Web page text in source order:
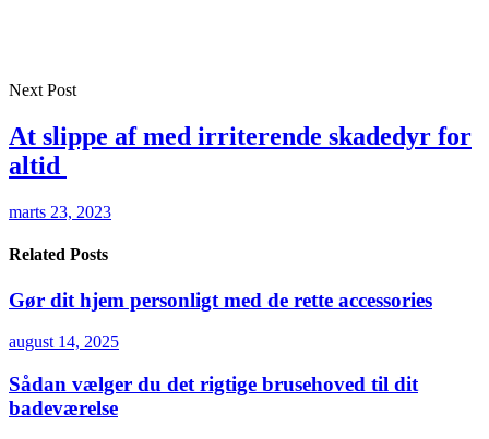
Next Post
At slippe af med irriterende skadedyr for
altid
marts 23, 2023
Related Posts
Gør dit hjem personligt med de rette accessories
august 14, 2025
Sådan vælger du det rigtige brusehoved til dit
badeværelse